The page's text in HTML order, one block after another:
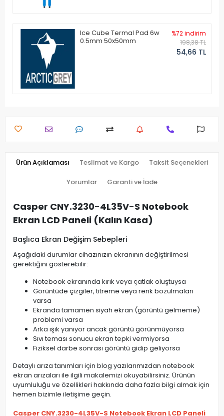
Ice Cube Termal Pad 6w
0.5mm 50x50mm
%72 indirim
198,38 TL
54,66 TL
Ürün Açıklaması Teslimat ve Kargo Taksit Seçenekleri
Yorumlar Garanti ve İade
Casper CNY.3230-4L35V-S Notebook
Ekran LCD Paneli (Kalın Kasa)
Başlıca Ekran Değişim Sebepleri
Aşağıdaki durumlar cihazınızın ekranının değiştirilmesi
gerektiğini gösterebilir:
Notebook ekranında kırık veya çatlak oluştuysa
Görüntüde çizgiler, titreme veya renk bozulmaları
varsa
Ekranda tamamen siyah ekran (görüntü gelmeme)
problemi varsa
Arka ışık yanıyor ancak görüntü görünmüyorsa
Sıvı teması sonucu ekran tepki vermiyorsa
Fiziksel darbe sonrası görüntü gidip geliyorsa
Detaylı arıza tanımları için blog yazılarımızdan notebook
ekran arızaları ile ilgili makalemizi okuyabilirsiniz. Ürünün
uyumluluğu ve özellikleri hakkında daha fazla bilgi almak için
hemen bizimle iletişime geçin.
Casper CNY.3230-4L35V-S Notebook Ekran LCD Paneli